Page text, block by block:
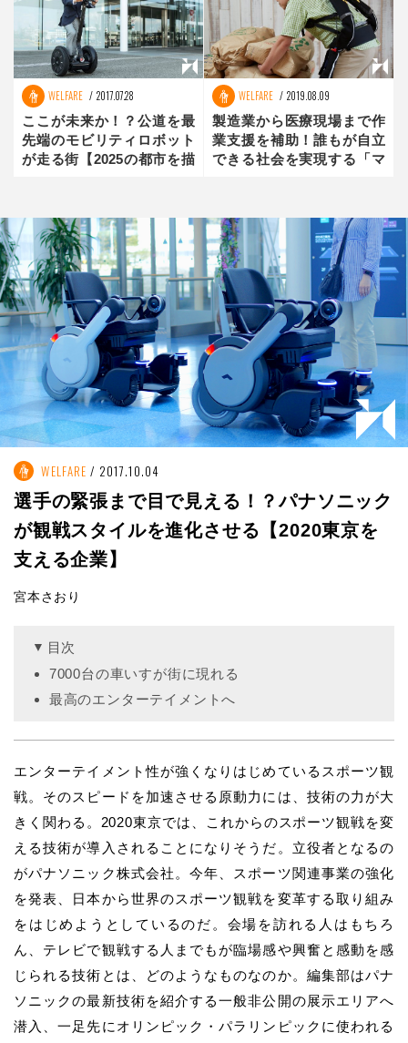
WELFARE 2017.07.28
ここが未来か！？公道を最
先端のモビリティロボット
が走る街【2025の都市を描
WELFARE 2019.08.09
製造業から医療現場まで作
業支援を補助！誰もが自立
できる社会を実現する「マ
WELFARE 2017.10.04
選手の緊張まで目で見える！？パナソニック
が観戦スタイルを進化させる【2020東京を
支える企業】
宮本さおり
目次
7000台の車いすが街に現れる
最高のエンターテイメントへ
エンターテイメント性が強くなりはじめているスポーツ観
戦。そのスピードを加速させる原動力には、技術の力が大
きく関わる。2020東京では、これからのスポーツ観戦を変
える技術が導入されることになりそうだ。立役者となるの
がパナソニック株式会社。今年、スポーツ関連事業の強化
を発表、日本から世界のスポーツ観戦を変革する取り組み
をはじめようとしているのだ。会場を訪れる人はもちろ
ん、テレビで観戦する人までもが臨場感や興奮と感動を感
じられる技術とは、どのようなものなのか。編集部はパナ
ソニックの最新技術を紹介する一般非公開の展示エリアへ
潜入、一足先にオリンピック・パラリンピックに使われる